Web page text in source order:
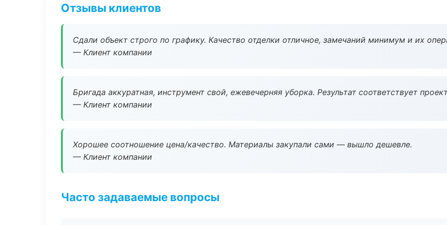
Отзывы клиентов
Сдали объект строго по графику. Качество отделки отличное, замечаний минимум и их
— Клиент компании
Бригада аккуратная, инструмент свой, ежевечерняя уборка. Результат соответствует
— Клиент компании
Хорошее соотношение цена/качество. Материалы закупали сами — вышло дешевле.
— Клиент компании
Часто задаваемые вопросы